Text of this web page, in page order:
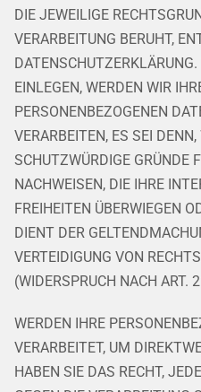
DIE JEWEILIGE
VERARBEITUNG BERUHT,
EINLEGEN, WERDEN WIR
PERSONENBEZOGENEN
VERARBEITEN, ES SEI
SCHUTZWÜRDIGE GRÜNDE
NACHWEISEN, DIE IHRE
FREIHEITEN ÜBERWIEGEN
DIENT DER
VERTEIDIGUNG VON
(WIDERSPRUCH NACH ART.
WERDEN IHRE
VERARBEITET, UM
HABEN SIE DAS RECHT,